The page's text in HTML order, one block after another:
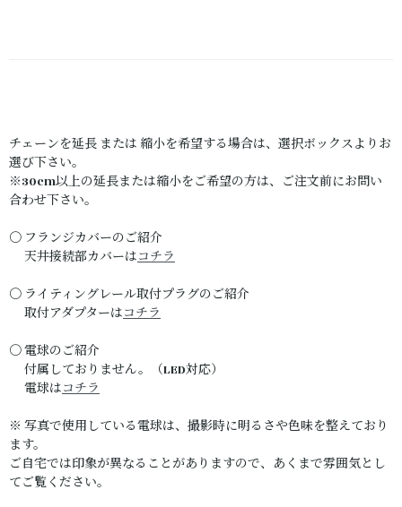
チェーンを延長 または 縮小を希望する場合は、選択ボックスよりお
選び下さい。
※30cm以上の延長または縮小をご希望の方は、ご注文前にお問い
合わせ下さい。
〇 フランジカバーのご紹介
天井接続部カバーはコチラ
〇 ライティングレール取付プラグのご紹介
取付アダプターはコチラ
〇 電球のご紹介
付属しておりません。（LED対応）
電球はコチラ
※ 写真で使用している電球は、撮影時に明るさや色味を整えており
ます。
ご自宅では印象が異なることがありますので、あくまで雰囲気とし
てご覧ください。